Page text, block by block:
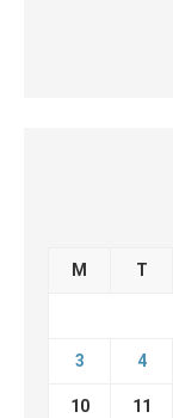
M T
3 4
10 11